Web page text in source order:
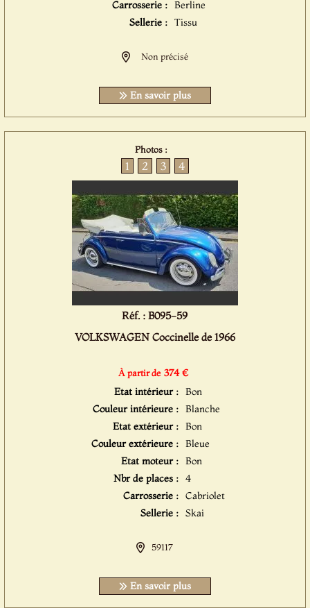
Carrosserie : Berline
Sellerie : Tissu
Non précisé
En savoir plus
Photos :
1 2 3 4
Réf. : B095-59
VOLKSWAGEN Coccinelle de 1966
À partir de 374 €
Etat intérieur : Bon
Couleur intérieure : Blanche
Etat extérieur : Bon
Couleur extérieure : Bleue
Etat moteur : Bon
Nbr de places : 4
Carrosserie : Cabriolet
Sellerie : Skai
59117
En savoir plus